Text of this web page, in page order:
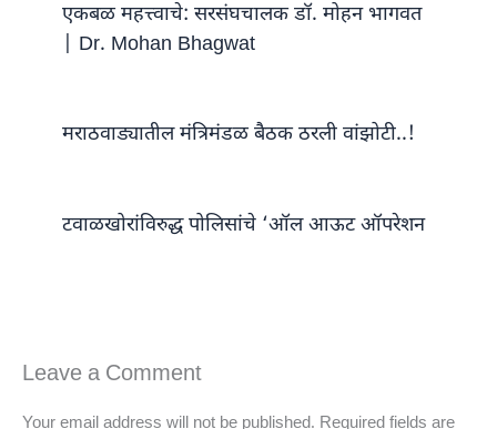
एकबळ महत्त्वाचे: सरसंघचालक डॉ. मोहन भागवत
| Dr. Mohan Bhagwat
मराठवाड्यातील मंत्रिमंडळ बैठक ठरली वांझोटी..!
टवाळखोरांविरुद्ध पोलिसांचे ‘ऑल आऊट ऑपरेशन
Leave a Comment
Your email address will not be published. Required fields are